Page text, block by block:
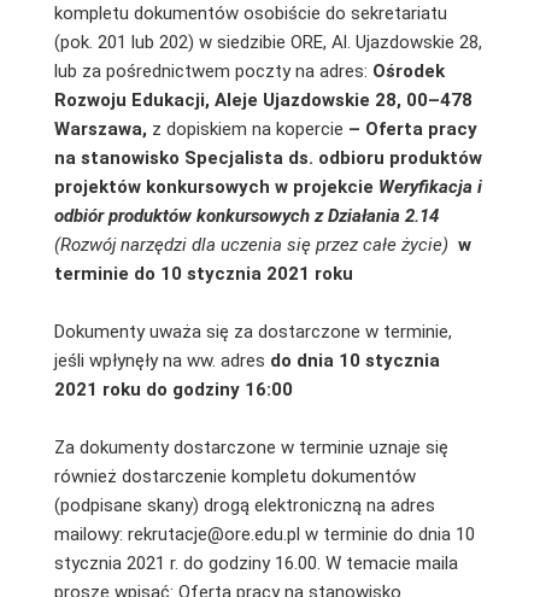
kompletu dokumentów osobiście do sekretariatu
(pok. 201 lub 202) w siedzibie ORE, Al. Ujazdowskie 28,
lub za pośrednictwem poczty na adres: Ośrodek
Rozwoju Edukacji, Aleje Ujazdowskie 28, 00–478
Warszawa, z dopiskiem na kopercie – Oferta pracy
na stanowisko Specjalista ds. odbioru produktów
projektów konkursowych w projekcie Weryfikacja i
odbiór produktów konkursowych z Działania 2.14
(Rozwój narzędzi dla uczenia się przez całe życie) w
terminie do 10 stycznia 2021 roku
Dokumenty uważa się za dostarczone w terminie,
jeśli wpłynęły na ww. adres do dnia 10 stycznia
2021 roku do godziny 16:00
Za dokumenty dostarczone w terminie uznaje się
również dostarczenie kompletu dokumentów
(podpisane skany) drogą elektroniczną na adres
mailowy: rekrutacje@ore.edu.pl w terminie do dnia 10
stycznia 2021 r. do godziny 16.00. W temacie maila
proszę wpisać: Oferta pracy na stanowisko